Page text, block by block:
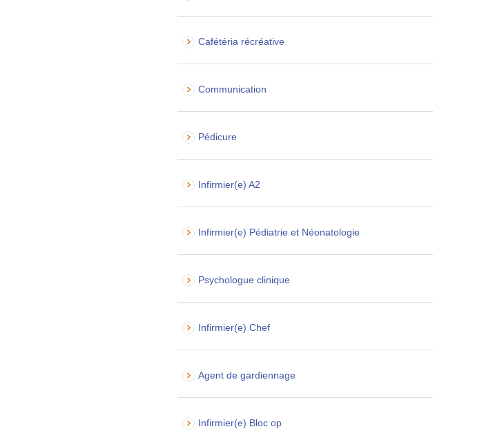
Cafétéria récréative
Communication
Pédicure
Infirmier(e) A2
Infirmier(e) Pédiatrie et Néonatologie
Psychologue clinique
Infirmier(e) Chef
Agent de gardiennage
Infirmier(e) Bloc op